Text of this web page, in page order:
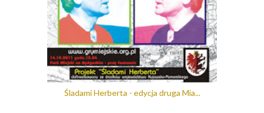
Śladami Herberta - edycja druga Mia...